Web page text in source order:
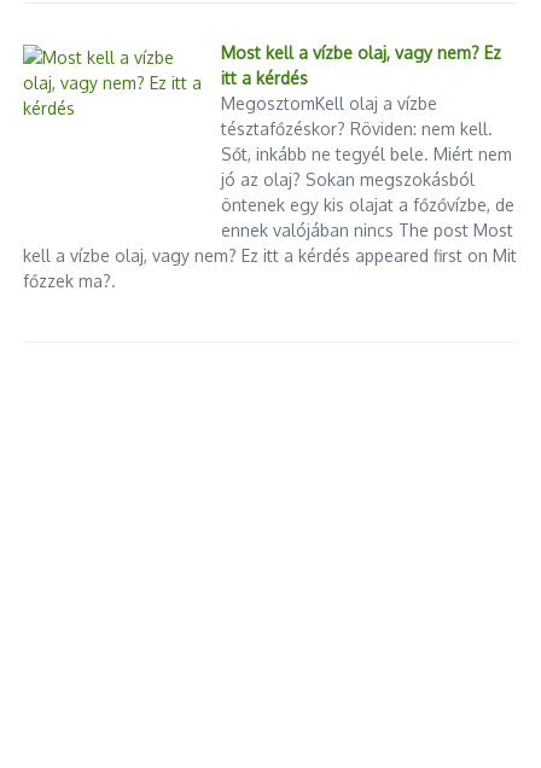
Most kell a vízbe olaj, vagy nem? Ez
itt a kérdés
MegosztomKell olaj a vízbe
tésztafőzéskor? Röviden: nem kell.
Sőt, inkább ne tegyél bele. Miért nem
jó az olaj? Sokan megszokásból
öntenek egy kis olajat a főzővízbe, de
ennek valójában nincs The post Most
kell a vízbe olaj, vagy nem? Ez itt a kérdés appeared first on Mit
főzzek ma?.